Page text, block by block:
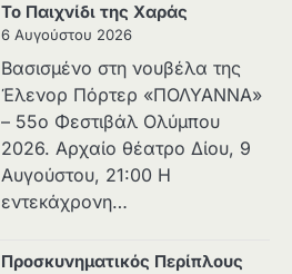
Το Παιχνίδι της Χαράς
6 Αυγούστου 2026
Βασισμένο στη νουβέλα της
Έλενορ Πόρτερ «ΠΟΛΥΑΝΝΑ»
– 55ο Φεστιβάλ Ολύμπου
2026. Αρχαίο θέατρο Δίου, 9
Αυγούστου, 21:00 Η
εντεκάχρονη…
Προσκυνηματικός Περίπλους